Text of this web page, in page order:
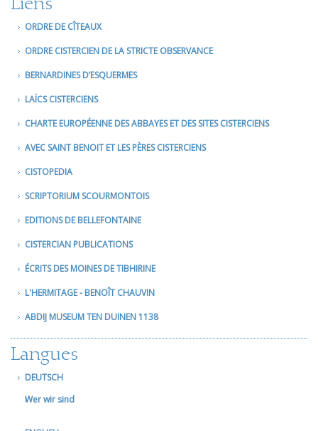
ORDRE DE CÎTEAUX
ORDRE CISTERCIEN DE LA STRICTE OBSERVANCE
BERNARDINES D’ESQUERMES
LAÏCS CISTERCIENS
CHARTE EUROPÉENNE DES ABBAYES ET DES SITES CISTERCIENS
AVEC SAINT BENOIT ET LES PÈRES CISTERCIENS
CISTOPEDIA
SCRIPTORIUM SCOURMONTOIS
EDITIONS DE BELLEFONTAINE
CISTERCIAN PUBLICATIONS
ÉCRITS DES MOINES DE TIBHIRINE
L'HERMITAGE - BENOÎT CHAUVIN
ABDIJ MUSEUM TEN DUINEN 1138
Langues
DEUTSCH
Wer wir sind